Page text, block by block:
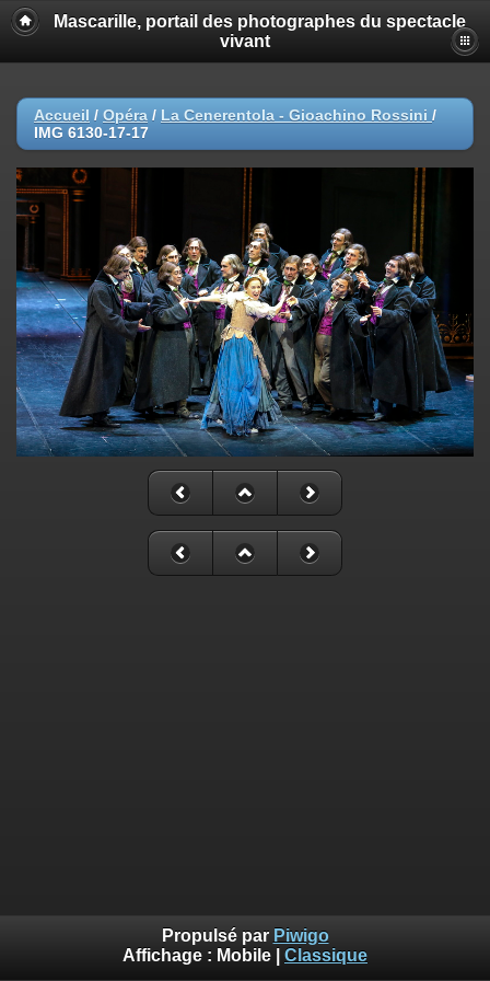
Mascarille, portail des photographes du spectacle
vivant
Accueil / Opéra / La Cenerentola - Gioachino Rossini /
IMG 6130-17-17
Propulsé par Piwigo
Affichage : Mobile Classique